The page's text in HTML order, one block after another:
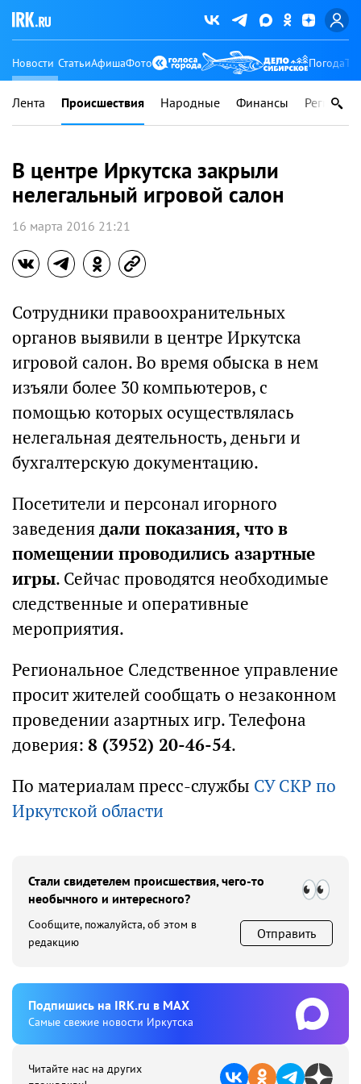
Новости СтатьиАфишаФото Погода
Лента Происшествия Народные Финансы Регионы
В центре Иркутска закрыли
нелегальный игровой салон
16 марта 2016 21:21
Сотрудники правоохранительных
органов выявили в центре Иркутска
игровой салон. Во время обыска в нем
изъяли более 30 компьютеров, с
помощью которых осуществлялась
нелегальная деятельность, деньги и
бухгалтерскую документацию.
Посетители и персонал игорного
заведениядали показания, что в
помещении проводились азартные
игры. Сейчас проводятся необходимые
следственные и оперативные
мероприятия.
Региональное Следственное управление
просит жителей сообщать о незаконном
проведении азартных игр. Телефона
доверия: 8 (3952) 20-46-54.
По материалам пресс-службы СУ СКР по
Иркутской области
Стали свидетелем происшествия, чего-то
необычного и интересного?
Сообщите, пожалуйста, об этом в
редакцию
Отправить
Подпишиcь на IRK.ru в MAX
Cамые свежие новости Иркутска
Читайте нас на других